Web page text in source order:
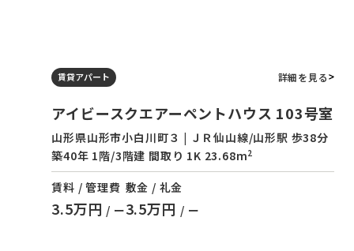
賃貸アパート 詳細を見る
アイビースクエアーペントハウス 103号室
山形県山形市小白川町３ | ＪＲ仙山線/山形駅 歩38分
築40年 1階/3階建 間取り 1K 23.68m2
賃料 / 管理費
3.5万円 / ー
敷金 / 礼金
3.5万円 / ー